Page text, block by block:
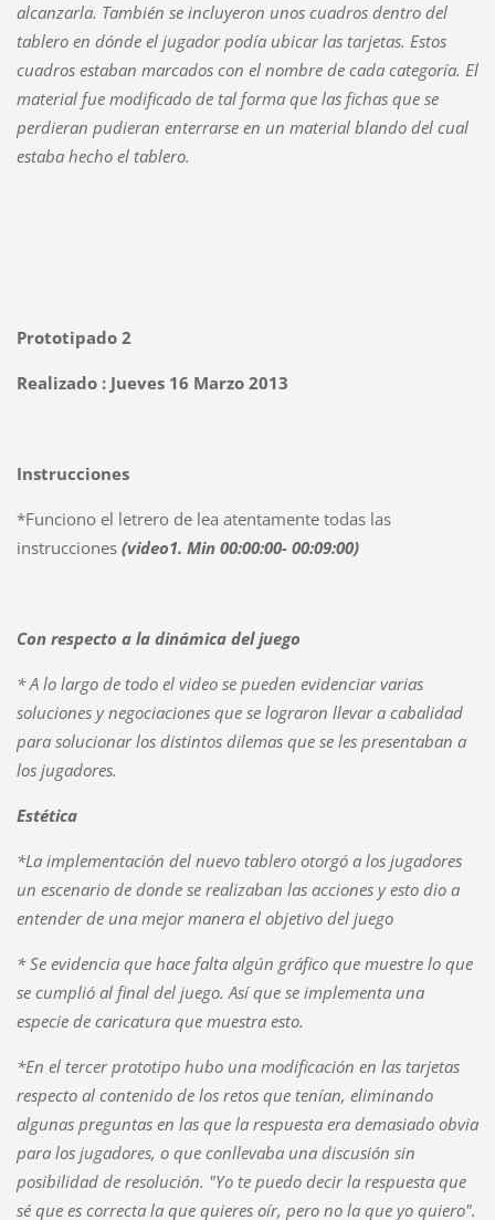
alcanzarla. También se incluyeron unos cuadros dentro del
tablero en dónde el jugador podía ubicar las tarjetas. Estos
cuadros estaban marcados con el nombre de cada categoría. El
material fue modificado de tal forma que las fichas que se
perdieran pudieran enterrarse en un material blando del cual
estaba hecho el tablero.
Prototipado 2
Realizado : Jueves 16 Marzo 2013
Instrucciones
*Funciono el letrero de lea atentamente todas las
instrucciones (video1. Min 00:00:00- 00:09:00)
Con respecto a la dinámica del juego
* A lo largo de todo el video se pueden evidenciar varias
soluciones y negociaciones que se lograron llevar a cabalidad
para solucionar los distintos dilemas que se les presentaban a
los jugadores.
Estética
*La implementación del nuevo tablero otorgó a los jugadores
un escenario de donde se realizaban las acciones y esto dio a
entender de una mejor manera el objetivo del juego
* Se evidencia que hace falta algún gráfico que muestre lo que
se cumplió al final del juego. Así que se implementa una
especie de caricatura que muestra esto.
*En el tercer prototipo hubo una modificación en las tarjetas
respecto al contenido de los retos que tenían, eliminando
algunas preguntas en las que la respuesta era demasiado obvia
para los jugadores, o que conllevaba una discusión sin
posibilidad de resolución. "Yo te puedo decir la respuesta que
sé que es correcta la que quieres oír, pero no la que yo quiero".